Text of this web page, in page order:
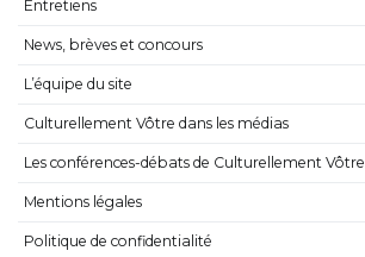
Entretiens
News, brèves et concours
L’équipe du site
Culturellement Vôtre dans les médias
Les conférences-débats de Culturellement Vôtre
Mentions légales
Politique de confidentialité